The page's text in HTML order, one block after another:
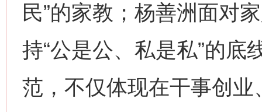
民”的家教；杨善洲面对
持“公是公、私是私”的
范，不仅体现在干事创